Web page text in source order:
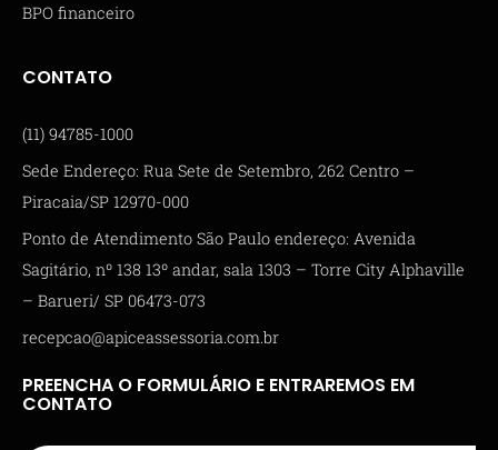
BPO financeiro
CONTATO
(11) 94785-1000
Sede Endereço: Rua Sete de Setembro, 262 Centro –
Piracaia/SP 12970-000
Ponto de Atendimento São Paulo endereço: Avenida
Sagitário, nº 138 13º andar, sala 1303 – Torre City Alphaville
– Barueri/ SP 06473-073
recepcao@apiceassessoria.com.br
PREENCHA O FORMULÁRIO E ENTRAREMOS EM
CONTATO